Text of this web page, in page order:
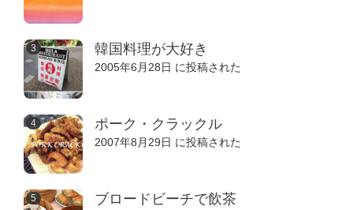
韓国料理が大好き
2005年6月28日 に投稿された
ポーク・クラックル
2007年8月29日 に投稿された
ブロードビーチで飲茶